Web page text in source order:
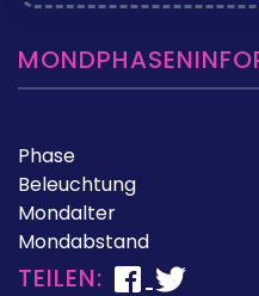
Phase
Beleuchtung
Mondalter
Mondabstand
TEILEN: